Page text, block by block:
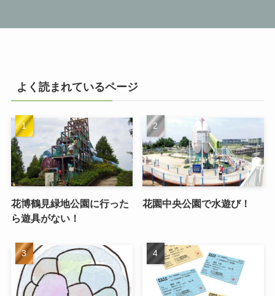
よく読まれているページ
花博鶴見緑地公園に行った
ら遊具がない！
花園中央公園で水遊び！